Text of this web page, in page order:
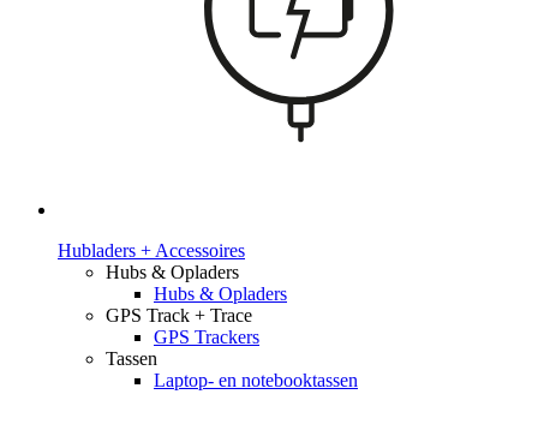
Hubladers + Accessoires
Hubs & Opladers
Hubs & Opladers
GPS Track + Trace
GPS Trackers
Tassen
Laptop- en notebooktassen